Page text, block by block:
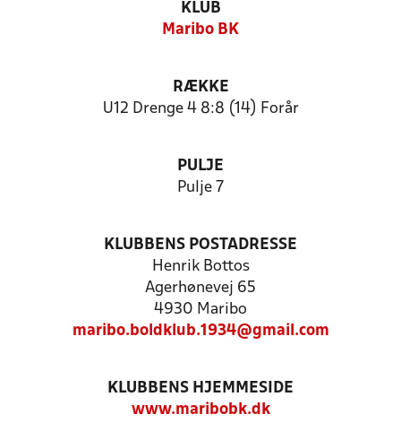
KLUB
Maribo BK
RÆKKE
U12 Drenge 4 8:8 (14) Forår
PULJE
Pulje 7
KLUBBENS POSTADRESSE
Henrik Bottos
Agerhønevej 65
4930 Maribo
maribo.boldklub.1934@gmail.com
KLUBBENS HJEMMESIDE
www.maribobk.dk